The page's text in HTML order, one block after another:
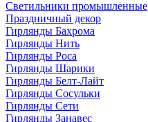
Светильники промышленные
Праздничный декор
Гирлянды Бахрома
Гирлянды Нить
Гирлянды Роса
Гирлянды Шарики
Гирлянды Белт-Лайт
Гирлянды Сосульки
Гирлянды Сети
Гирлянды Занавес